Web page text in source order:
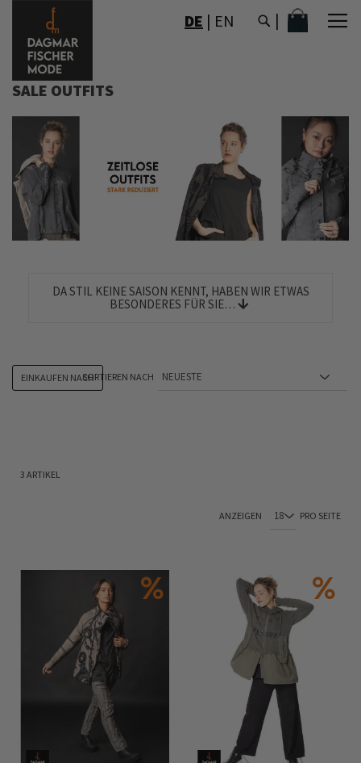
ZUM
DE | EN MEIN
SALE OUTFITS
DA STIL KEINE SAISON KENNT, HABEN WIR ETWAS
BESONDERES FÜR SIE…
3 ARTIKEL
SORTIEREN NACH
ANZEIGEN PRO SEITE
EINKAUFEN NACH